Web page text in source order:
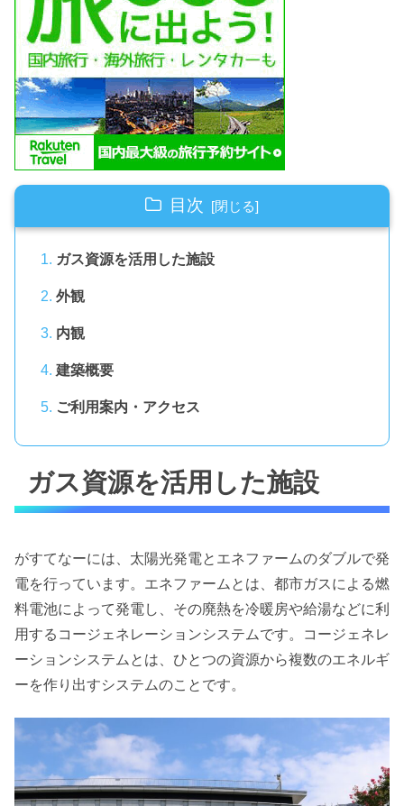
目次
ガス資源を活用した施設
外観
内観
建築概要
ご利用案内・アクセス
ガス資源を活用した施設
がすてなーには、太陽光発電とエネファームのダブルで発
電を行っています。エネファームとは、都市ガスによる燃
料電池によって発電し、その廃熱を冷暖房や給湯などに利
用するコージェネレーションシステムです。コージェネレ
ーションシステムとは、ひとつの資源から複数のエネルギ
ーを作り出すシステムのことです。